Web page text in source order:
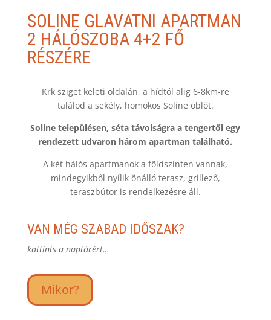
SOLINE GLAVATNI APARTMAN
2 HÁLÓSZOBA 4+2 FŐ
RÉSZÉRE
Krk sziget keleti oldalán, a hídtól alig 6-8km-re
találod a sekély, homokos Soline öblöt.
Soline településen, séta távolságra a tengertől egy
rendezett udvaron három apartman található.
A két hálós apartmanok a földszinten vannak,
mindegyikből nyílik önálló terasz, grillező,
teraszbútor is rendelkezésre áll.
VAN MÉG SZABAD IDŐSZAK?
kattints a naptárért…
Mikor?